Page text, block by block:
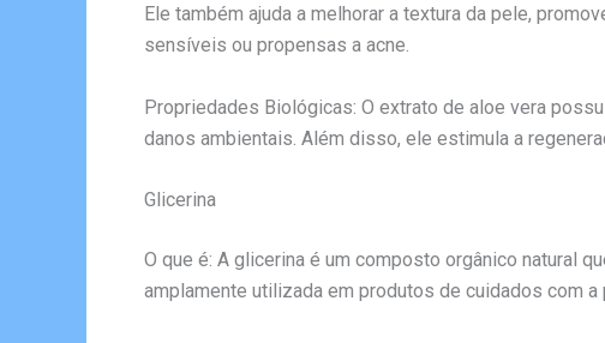
Ele também ajuda a melhorar a textura da pele,
sensíveis ou propensas a acne.
Propriedades Biológicas: O extrato de aloe vera
danos ambientais. Além disso, ele estimula a
Glicerina
O que é: A glicerina é um composto orgânico natural
amplamente utilizada em produtos de cuidados com